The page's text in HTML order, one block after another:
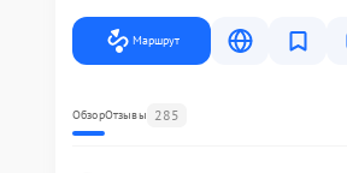
Маршрут
ОбзорОтзывы 285